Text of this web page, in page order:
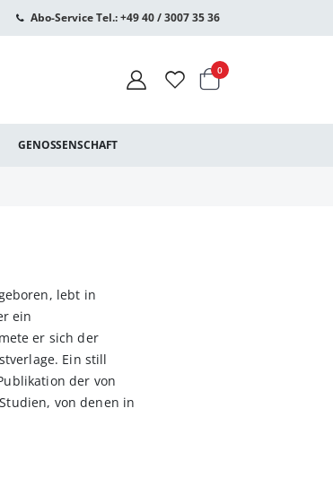
Abo-Service Tel.: +49 40 / 3007 35 36
Warenkorb
0Artikel
GENOSSENSCHAFT
lebt in
ein
er sich der
Ein still
der von
von denen in